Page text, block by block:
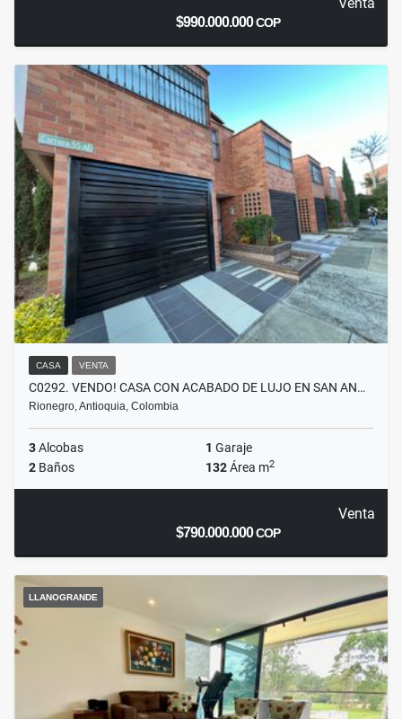
$990.000.000COP
CASA VENTA
C0292. VENDO! CASA CON ACABADO DE LUJO EN SAN AN…
Rionegro, Antioquia, Colombia
3Alcobas 1 Garaje
2 Baños 132Área m2
Venta
$790.000.000COP
LLANOGRANDE